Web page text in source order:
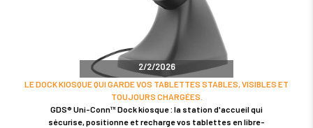
2/2/2026
LE DOCK KIOSQUE QUI GARDE VOS TABLETTES STABLES, VISIBLES ET
TOUJOURS CHARGÉES.
GDS® Uni-Conn™ Dock kiosque : la station d'accueil qui
sécurise, positionne et recharge vos tablettes en libre-